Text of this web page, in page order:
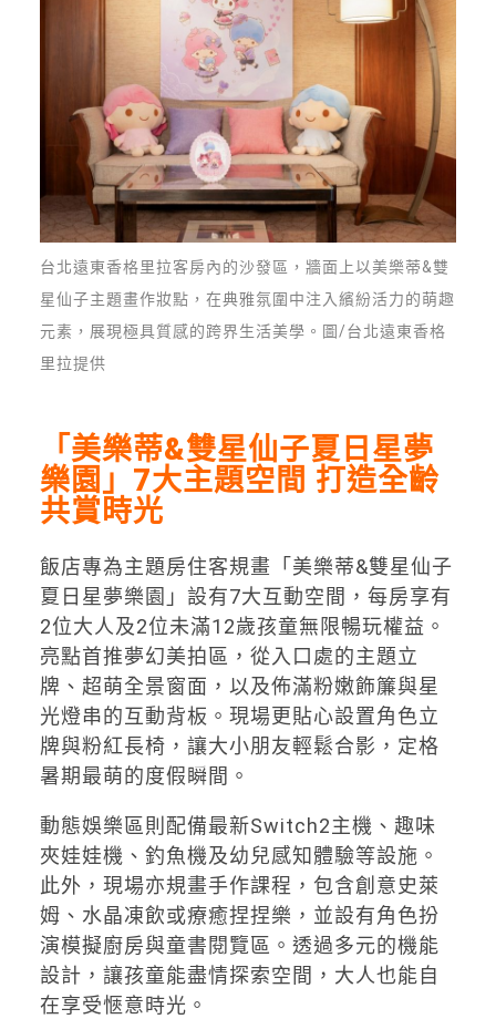
台北遠東香格里拉客房內的沙發區，牆面上以美樂蒂&雙
星仙子主題畫作妝點，在典雅氛圍中注入繽紛活力的萌趣
元素，展現極具質感的跨界生活美學。圖/台北遠東香格
里拉提供
「美樂蒂&雙星仙子夏日星夢
樂園」 7大主題空間 打造全齡
共賞時光
飯店專為主題房住客規畫「美樂蒂&雙星仙子
夏日星夢樂園」設有7大互動空間，每房享有
2位大人及2位未滿12歲孩童無限暢玩權益。
亮點首推夢幻美拍區，從入口處的主題立
牌、超萌全景窗面，以及佈滿粉嫩飾簾與星
光燈串的互動背板。現場更貼心設置角色立
牌與粉紅長椅，讓大小朋友輕鬆合影，定格
暑期最萌的度假瞬間。
動態娛樂區則配備最新Switch2主機、趣味
夾娃娃機、釣魚機及幼兒感知體驗等設施。
此外，現場亦規畫手作課程，包含創意史萊
姆、水晶凍飲或療癒捏捏樂，並設有角色扮
演模擬廚房與童書閱覽區。透過多元的機能
設計，讓孩童能盡情探索空間，大人也能自
在享受愜意時光。